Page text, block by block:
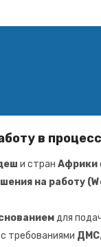
в
и стран Африки
на работу
для
с требованиями ДМС